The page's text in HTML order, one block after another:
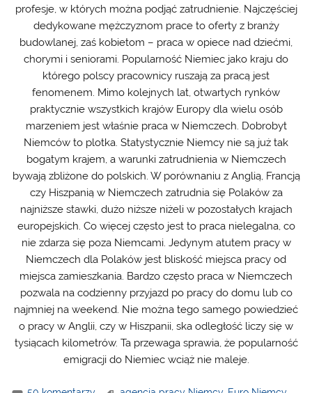
profesje, w których można podjąć zatrudnienie. Najczęściej
dedykowane mężczyznom prace to oferty z branży
budowlanej, zaś kobietom – praca w opiece nad dziećmi,
chorymi i seniorami. Popularność Niemiec jako kraju do
którego polscy pracownicy ruszają za pracą jest
fenomenem. Mimo kolejnych lat, otwartych rynków
praktycznie wszystkich krajów Europy dla wielu osób
marzeniem jest właśnie praca w Niemczech. Dobrobyt
Niemców to plotka. Statystycznie Niemcy nie są już tak
bogatym krajem, a warunki zatrudnienia w Niemczech
bywają zbliżone do polskich. W porównaniu z Anglią, Francją
czy Hiszpanią w Niemczech zatrudnia się Polaków za
najniższe stawki, dużo niższe niżeli w pozostałych krajach
europejskich. Co więcej często jest to praca nielegalna, co
nie zdarza się poza Niemcami. Jedynym atutem pracy w
Niemczech dla Polaków jest bliskość miejsca pracy od
miejsca zamieszkania. Bardzo często praca w Niemczech
pozwala na codzienny przyjazd po pracy do domu lub co
najmniej na weekend. Nie można tego samego powiedzieć
o pracy w Anglii, czy w Hiszpanii, ska odległość liczy się w
tysiącach kilometrów. Ta przewaga sprawia, że popularność
emigracji do Niemiec wciąż nie maleje.